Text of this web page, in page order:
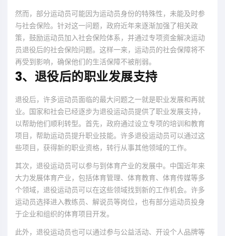
然而，部分运动员可能因为运动员身份的特殊性，未能及时参
与社会保险。针对这一问题，政府近年来逐渐加强了相关政
策，鼓励运动员加入社会保险体系，并通过专项资金解决运动
员退役后的社会保险问题。这样一来，运动员的社会保障将不
再受到影响，确保他们的生活保障不被削弱。
3、退役后的职业发展支持
退役后，许多运动员面临的最大问题之一就是职业发展和再就
业。国家和社会已经逐步为退役运动员提供了职业发展支持，
以帮助他们顺利转型。首先，政府通过设立专项的培训和教育
项目，帮助运动员提升职业技能。许多退役运动员可以通过这
些项目，获得新的职业资格，转行从事其他领域的工作。
其次，退役运动员可以参与到体育产业的发展中。中国近年来
大力发展体育产业，包括体育管理、体育教育、体育传媒等多
个领域，退役运动员可以在这些领域找到新的工作机会。许多
运动员选择进入教练员、解说员等岗位，也有部分运动员投身
于企业和组织的体育项目开发。
此外，退役运动员也可以通过参与公益活动、开设个人品牌等